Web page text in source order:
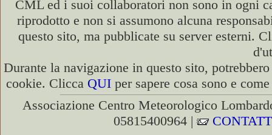
CML ed i suoi collaboratori non sono in ogni
riprodotto e non si assumono alcuna
questo sito, ma pubblicate su server esterni.
Durante la navigazione in questo sito,
cookie. Clicca QUI per sapere cosa sono e
Associazione Centro Meteorologico
05815400964 |